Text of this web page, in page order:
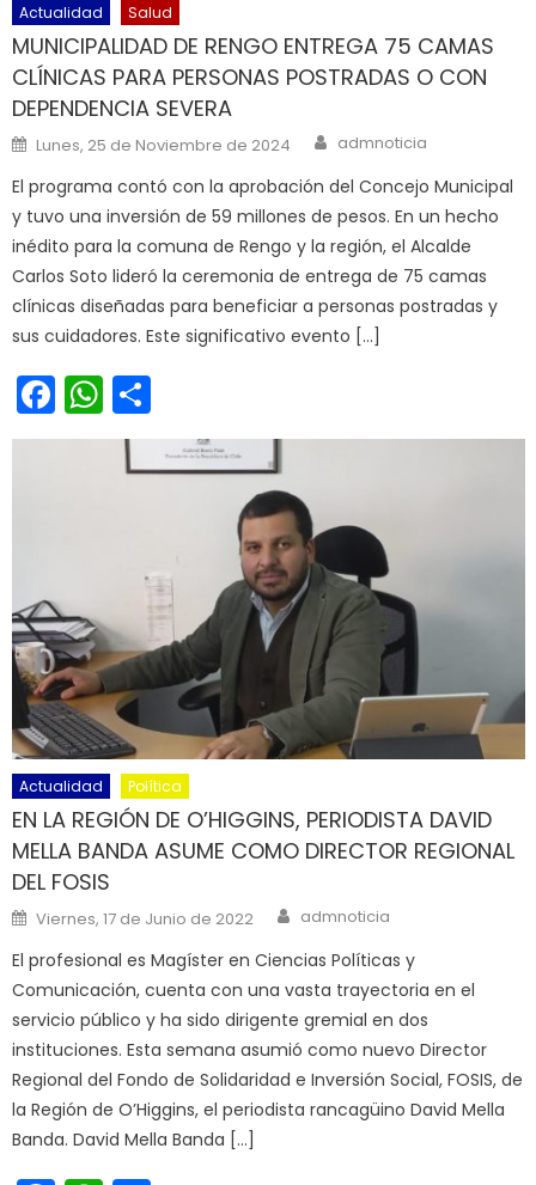
Actualidad Salud
MUNICIPALIDAD DE RENGO ENTREGA 75 CAMAS
CLÍNICAS PARA PERSONAS POSTRADAS O CON
DEPENDENCIA SEVERA
Posted on
Lunes, 25 de Noviembre de 2024 Author
admnoticia
El programa contó con la aprobación del Concejo Municipal
y tuvo una inversión de 59 millones de pesos. En un hecho
inédito para la comuna de Rengo y la región, el Alcalde
Carlos Soto lideró la ceremonia de entrega de 75 camas
clínicas diseñadas para beneficiar a personas postradas y
sus cuidadores. Este significativo evento […]
Facebook
WhatsApp
Actualidad Política
EN LA REGIÓN DE O’HIGGINS, PERIODISTA DAVID
MELLA BANDA ASUME COMO DIRECTOR REGIONAL
DEL FOSIS
Posted on
Viernes, 17 de Junio de 2022 Author
admnoticia
El profesional es Magíster en Ciencias Políticas y
Comunicación, cuenta con una vasta trayectoria en el
servicio público y ha sido dirigente gremial en dos
instituciones. Esta semana asumió como nuevo Director
Regional del Fondo de Solidaridad e Inversión Social, FOSIS, de
la Región de O’Higgins, el periodista rancagüino David Mella
Banda. David Mella Banda […]